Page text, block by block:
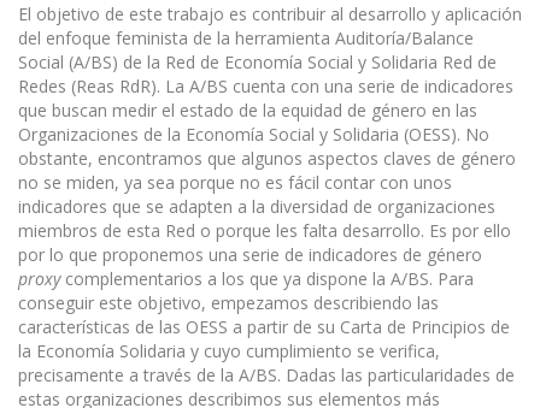
El objetivo de este trabajo es contribuir al desarrollo y aplicación
del enfoque feminista de la herramienta Auditoría/Balance
Social (A/BS) de la Red de Economía Social y Solidaria Red de
Redes (Reas RdR). La A/BS cuenta con una serie de indicadores
que buscan medir el estado de la equidad de género en las
Organizaciones de la Economía Social y Solidaria (OESS). No
obstante, encontramos que algunos aspectos claves de género
no se miden, ya sea porque no es fácil contar con unos
indicadores que se adapten a la diversidad de organizaciones
miembros de esta Red o porque les falta desarrollo. Es por ello
por lo que proponemos una serie de indicadores de género
proxycomplementarios a los que ya dispone la A/BS. Para
conseguir este objetivo, empezamos describiendo las
características de las OESS a partir de su Carta de Principios de
la Economía Solidaria y cuyo cumplimiento se verifica,
precisamente a través de la A/BS. Dadas las particularidades de
estas organizaciones describimos sus elementos más